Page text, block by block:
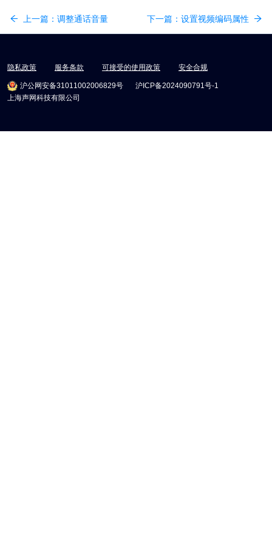
上一篇： 调整通话音量 下一篇： 设置视频编码属性
隐私政策 服务条款 可接受的使用政策 安全合规
沪公网安备31011002006829号
沪ICP备2024090791号-1
上海声网科技有限公司